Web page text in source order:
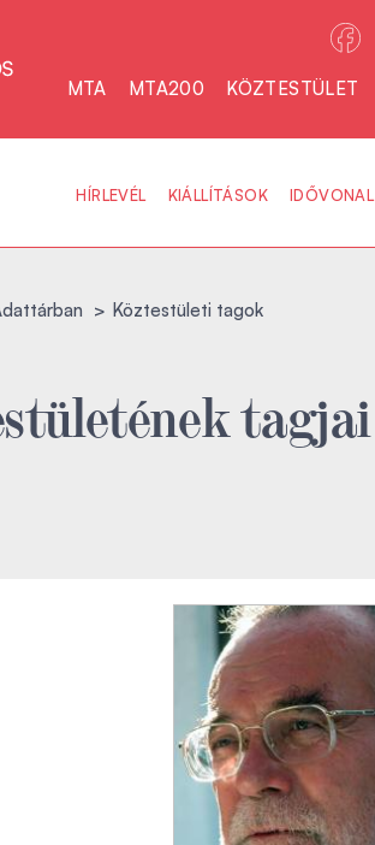
MTA MTA200 KÖZTESTÜLET
HÍRLEVÉL KIÁLLÍTÁSOK IDŐVONAL
Köztestületi tagok
tagjai